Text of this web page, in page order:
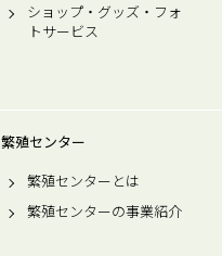
ショップ・グッズ・フォ
トサービス
繁殖センター
繁殖センターとは
繁殖センターの事業紹介